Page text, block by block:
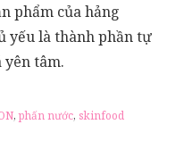
phẩm của hảng
yếu là thành phần tự
tâm.
,phấn nước, skinfood